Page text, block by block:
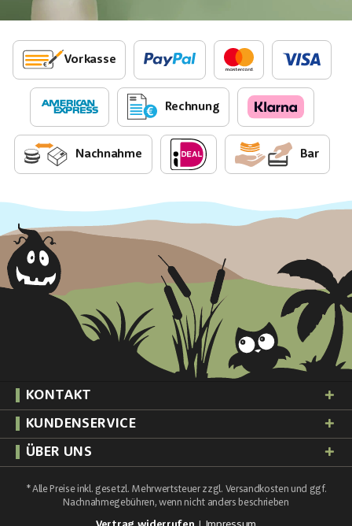
Vorkasse
Rechnung
Nachnahme Bar
KONTAKT
KUNDENSERVICE
ÜBER UNS
* Alle Preise inkl. gesetzl. Mehrwertsteuer zzgl. Versandkosten und ggf.
Nachnahmegebühren, wenn nicht anders beschrieben